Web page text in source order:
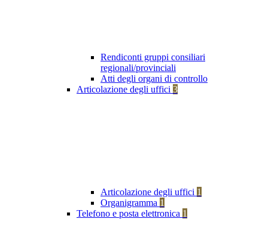
Rendiconti gruppi consiliari
regionali/provinciali
Atti degli organi di controllo
Articolazione degli uffici 3
Articolazione degli uffici 1
Organigramma 1
Telefono e posta elettronica 1